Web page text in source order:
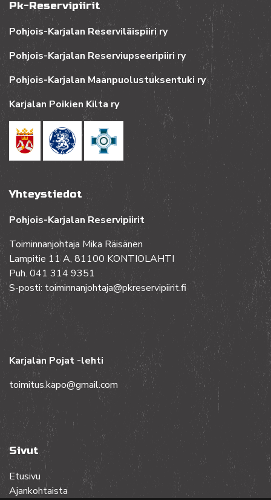
Pk-Reservipiirit
Pohjois-Karjalan Reserviläispiiri ry
Pohjois-Karjalan Reserviupseeripiiri ry
Pohjois-Karjalan Maanpuolustuksentuki ry
Karjalan Poikien Kilta ry
Yhteystiedot
Pohjois-Karjalan Reservipiirit
Toiminnanjohtaja Mika Räisänen
Lampitie 11 A, 81100 KONTIOLAHTI
Puh. 041 314 9351
S-posti: toiminnanjohtaja@pkreservipiirit.fi
Karjalan Pojat -lehti
toimitus.kapo@gmail.com
Sivut
Etusivu
Ajankohtaista